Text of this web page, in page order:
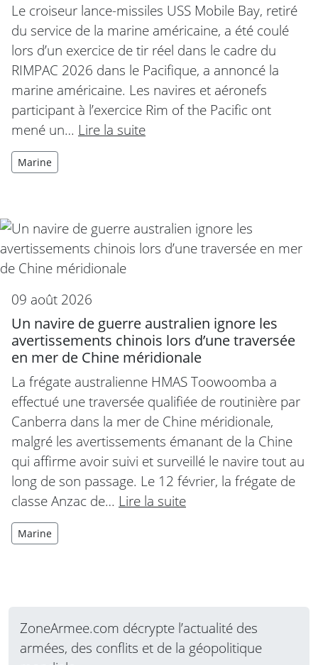
Le croiseur lance-missiles USS Mobile Bay, retiré
du service de la marine américaine, a été coulé
lors d’un exercice de tir réel dans le cadre du
RIMPAC 2026 dans le Pacifique, a annoncé la
marine américaine. Les navires et aéronefs
participant à l’exercice Rim of the Pacific ont
mené un… Lire la suite
Marine
09 août 2026
Un navire de guerre australien ignore les
avertissements chinois lors d’une traversée
en mer de Chine méridionale
La frégate australienne HMAS Toowoomba a
effectué une traversée qualifiée de routinière par
Canberra dans la mer de Chine méridionale,
malgré les avertissements émanant de la Chine
qui affirme avoir suivi et surveillé le navire tout au
long de son passage. Le 12 février, la frégate de
classe Anzac de… Lire la suite
Marine
ZoneArmee.com décrypte l’actualité des
armées, des conflits et de la géopolitique